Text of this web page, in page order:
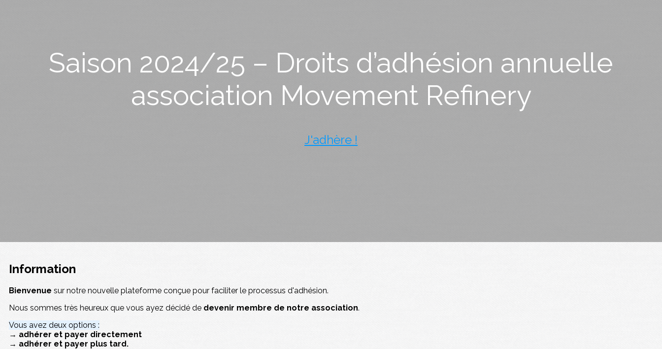
Saison 2024/25 – Droits d’adhésion annuelle
association Movement Refinery
J'adhère !
Information
Bienvenue sur notre nouvelle plateforme conçue pour faciliter le processus d'adhésion.
Nous sommes très heureux que vous ayez décidé de devenir membre de notre association.
Vous avez deux options :
→ adhérer et payer directement
→ adhérer et payer plus tard.